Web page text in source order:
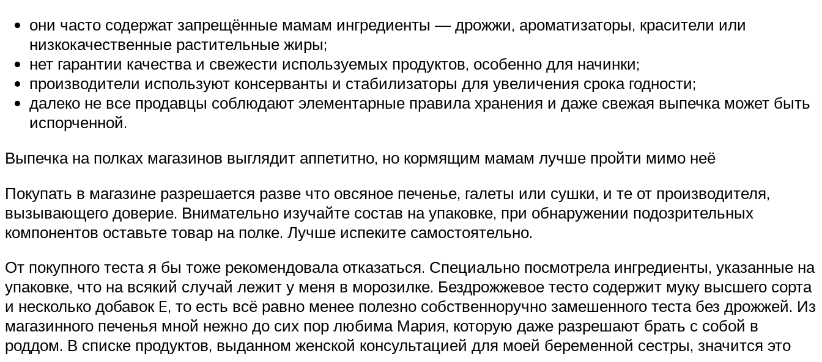
они часто содержат запрещённые мамам ингредиенты — дрожжи, ароматизаторы, красители или
низкокачественные растительные жиры;
нет гарантии качества и свежести используемых продуктов, особенно для начинки;
производители используют консерванты и стабилизаторы для увеличения срока годности;
далеко не все продавцы соблюдают элементарные правила хранения и даже свежая выпечка может быть
испорченной.
Выпечка на полках магазинов выглядит аппетитно, но кормящим мамам лучше пройти мимо неё
Покупать в магазине разрешается разве что овсяное печенье, галеты или сушки, и те от производителя,
вызывающего доверие. Внимательно изучайте состав на упаковке, при обнаружении подозрительных
компонентов оставьте товар на полке. Лучше испеките самостоятельно.
От покупного теста я бы тоже рекомендовала отказаться. Специально посмотрела ингредиенты, указанные на
упаковке, что на всякий случай лежит у меня в морозилке. Бездрожжевое тесто содержит муку высшего сорта
и несколько добавок E, то есть всё равно менее полезно собственноручно замешенного теста без дрожжей. Из
магазинного печенья мной нежно до сих пор любима Мария, которую даже разрешают брать с собой в
роддом. В списке продуктов, выданном женской консультацией для моей беременной сестры, значится это